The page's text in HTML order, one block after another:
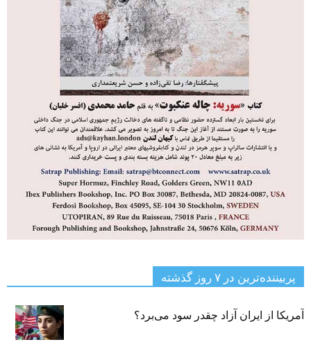
پربیننده‌ترین‌ در ۷ روز گذشته
آمریکا از ایران آزاد چقدر سود می‌برد؟